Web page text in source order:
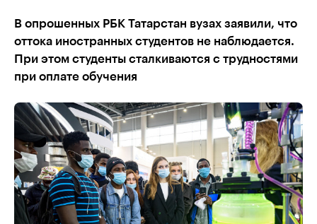
В опрошенных РБК Татарстан вузах заявили, что
оттока иностранных студентов не наблюдается.
При этом студенты сталкиваются с трудностями
при оплате обучения